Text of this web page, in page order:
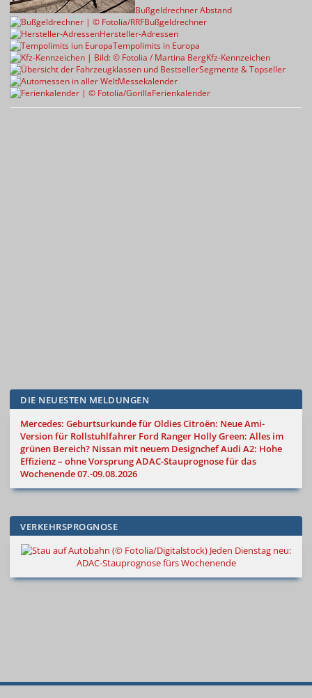
Bußgeldrechner Abstand
Bußgeldrechner
Hersteller-Adressen
Tempolimits in Europa
Kfz-Kennzeichen
Segmente & Topseller
Messekalender
Ferienkalender
DIE NEUESTEN MELDUNGEN
Mercedes: Geburtsurkunde für OldiesCitroën: Neue Ami-
Version für Rollstuhlfahrer Ford Ranger Holly Green: Alles im
grünen Bereich? Nissan mit neuem DesignchefAudi A2: Hohe
Effizienz – ohne VorsprungADAC-Stauprognose für das
Wochenende 07.-09.08.2026
VERKEHRSPROGNOSE
Jeden Dienstag neu:
ADAC-Stauprognose fürs Wochenende